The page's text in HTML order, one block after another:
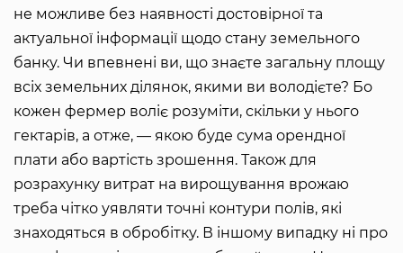
не можливе без наявності достовірної та
актуальної інформації щодо стану земельного
банку. Чи впевнені ви, що знаєте загальну площу
всіх земельних ділянок, якими ви володієте? Бо
кожен фермер воліє розуміти, скільки у нього
гектарів, а отже, — якою буде сума орендної
плати або вартість зрошення. Також для
розрахунку витрат на вирощування врожаю
треба чітко уявляти точні контури полів, які
знаходяться в обробітку. В іншому випадку ні про